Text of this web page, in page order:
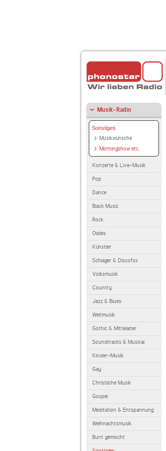
Musik-Radio
Sonstiges
Musikwünsche
Morningshow etc.
Konzerte & Live-Musik
Pop
Dance
Black Music
Rock
Oldies
Künstler
Schlager & Discofox
Volksmusik
Country
Jazz & Blues
Weltmusik
Gothic & Mittelalter
Soundtracks & Musical
Kinder-Musik
Gay
Christliche Musik
Gospel
Meditation & Entspannung
Weihnachtsmusik
Bunt gemischt